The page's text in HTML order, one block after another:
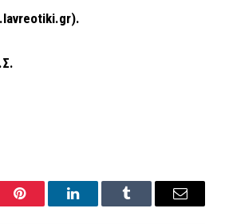
.lavreotiki.gr).
Pinterest LinkedInTumblr Email